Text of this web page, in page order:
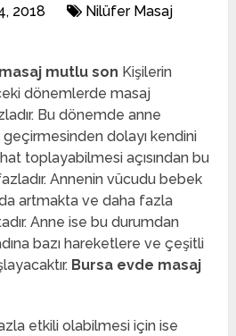
2018
Nilüfer Masaj
mutlu son Kişilerin
dönemlerde masaj
Bu dönemde anne
dolayı kendini
toplayabilmesi açısından bu
Annenin vücudu bebek
artmakta ve daha fazla
Anne ise bu durumdan
bazı hareketlere ve çeşitli
Bursa evde masaj
etkili olabilmesi için ise